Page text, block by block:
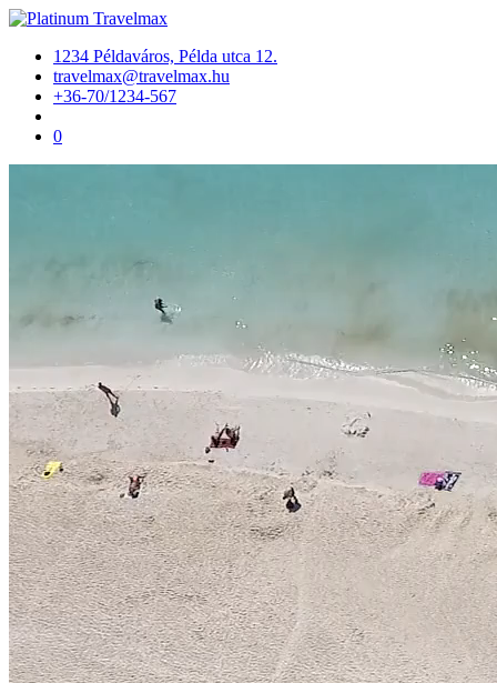
1234 Példaváros, Példa utca 12.
travelmax@travelmax.hu
+36-70/1234-567
0